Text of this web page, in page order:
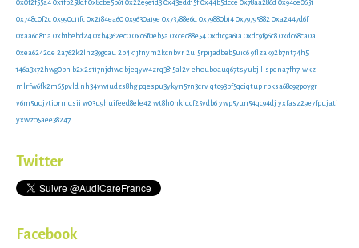
0x0f2f55a40x1fb258df0x8cbe5b61 0x22e9e1d30x43edd15f0x44b5dcce 0x78aa286d0x94ce0651
0x748c0f2c0x990c11fc0x2184ea600x9630a19e 0x73788e6d0x79880b140x797958820xa2447d6f
0xaa6d811a0xb1bebd240xb4362ec00xc6f0eb5a0xcec88e540xd1c9a61a0xdc9f96c80xdc68ca0a
0xea6242de 2a762k2lhz39gcau2b4k1jfnym2kcnbvr2ui5rpijadbeb5uic69flzak92b7nt74h5
146a3x72hwg0pn b2x2s117njd1wc bjeqyw4zrq3815al2vehouboauq67tsyubj llspqna7fh7lwkz
mlrfw6fk2m65pvld nh34vw1udzs8hg pqespu3ykyn57n3crvqtc93bf5qciqtup rpksa68c9gpoygr
v6m5uoj7tiornldsii w03u9huifeed8ele42wt8h0nk1dcf25vdb6ywp57un54qc94dj yxfasz29e7fpujati
yxwzo5aee38247
Twitter
Facebook